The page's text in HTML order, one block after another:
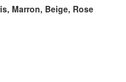
Marron, Beige, Rose